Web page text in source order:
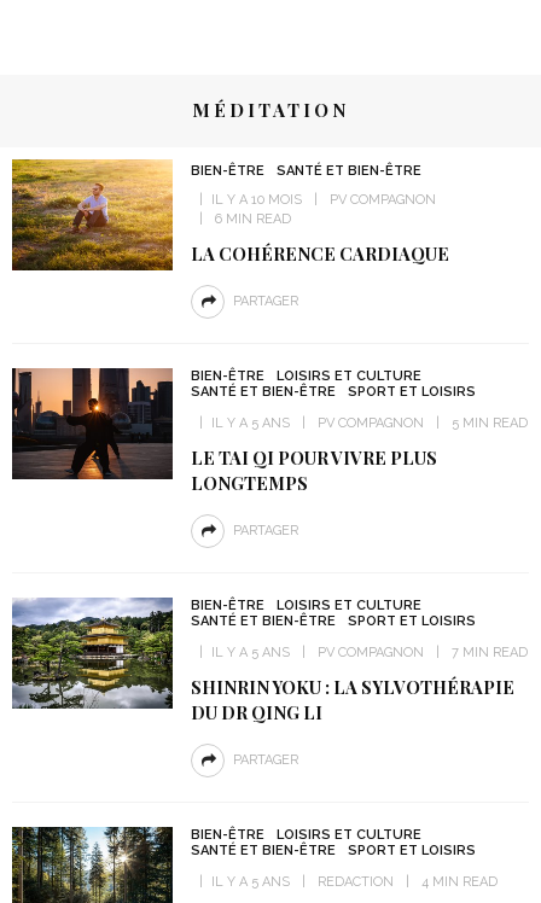
MÉDITATION
BIEN-ÊTRE
SANTÉ ET BIEN-ÊTRE
IL Y A 10 MOIS
PV COMPAGNON
6 MIN READ
LA COHÉRENCE CARDIAQUE
PARTAGER
BIEN-ÊTRE
LOISIRS ET CULTURE
SANTÉ ET BIEN-ÊTRE
SPORT ET LOISIRS
IL Y A 5 ANS
PV COMPAGNON 5 MIN READ
LE TAI QI POUR VIVRE PLUS
LONGTEMPS
PARTAGER
BIEN-ÊTRE
LOISIRS ET CULTURE
SANTÉ ET BIEN-ÊTRE
SPORT ET LOISIRS
IL Y A 5 ANS
PV COMPAGNON 7 MIN READ
SHINRIN YOKU : LA SYLVOTHÉRAPIE
DU DR QING LI
PARTAGER
BIEN-ÊTRE
LOISIRS ET CULTURE
SANTÉ ET BIEN-ÊTRE
SPORT ET LOISIRS
IL Y A 5 ANS
REDACTION 4 MIN READ